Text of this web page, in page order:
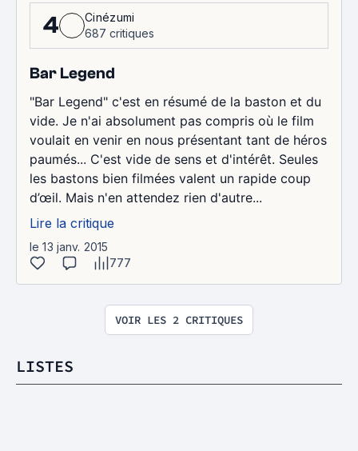
4
Cinézumi
687 critiques
Bar Legend
"Bar Legend" c'est en résumé de la baston et du
vide. Je n'ai absolument pas compris où le film
voulait en venir en nous présentant tant de héros
paumés... C'est vide de sens et d'intérêt. Seules
les bastons bien filmées valent un rapide coup
d’œil. Mais n'en attendez rien d'autre...
Lire la critique
le 13 janv. 2015
777
VOIR LES 2 CRITIQUES
LISTES